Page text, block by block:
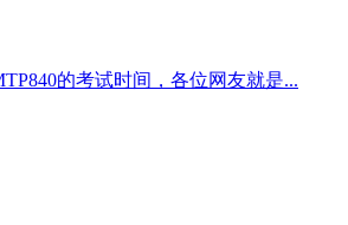
的考试时间，各位网友就是...